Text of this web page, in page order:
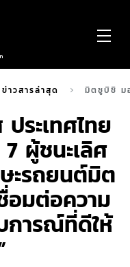
ข่าวสารล่าสุด มิตซูบิชิ ม
ระเทศไทย
ผู้ชนะเลิศ
ะรถยนต์มิต
อมต่อความ
การณ์ที่ดีให้